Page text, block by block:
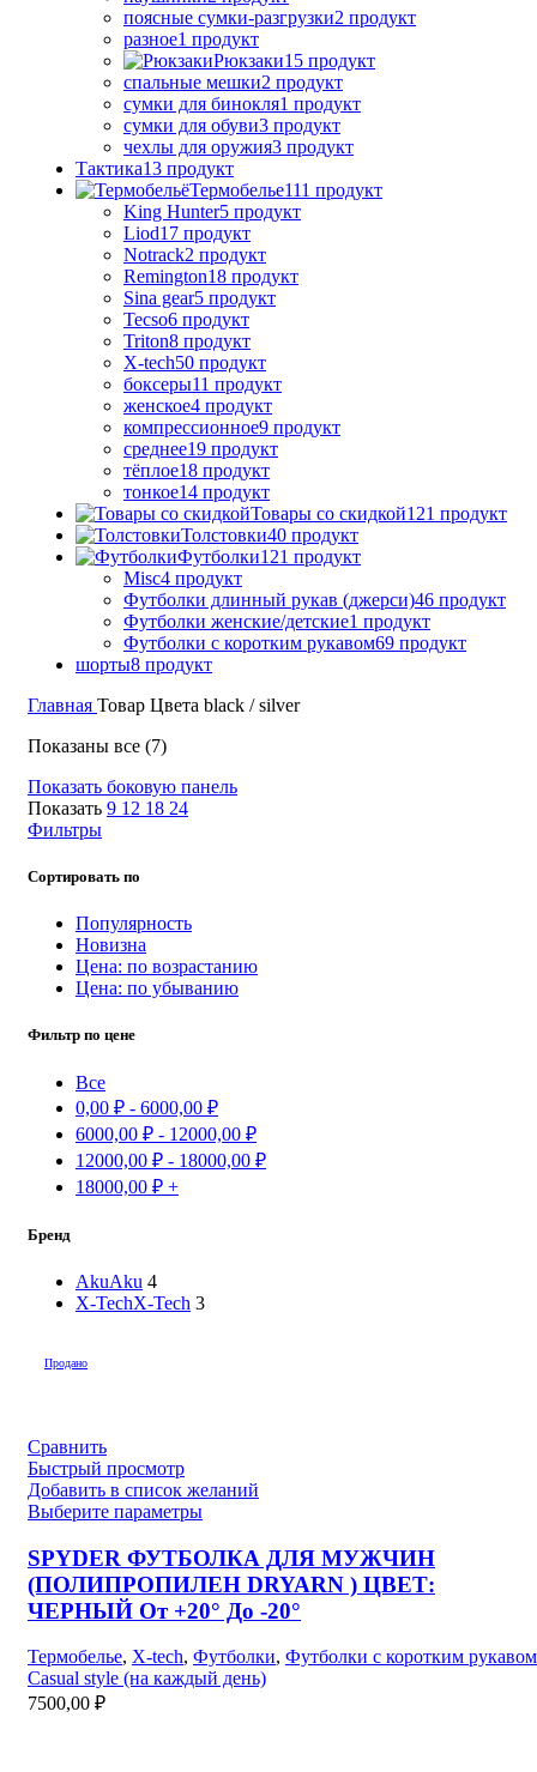
поясные сумки-разгрузки2 продукт
разное1 продукт
Рюкзаки15 продукт
спальные мешки2 продукт
сумки для бинокля1 продукт
сумки для обуви3 продукт
чехлы для оружия3 продукт
Тактика13 продукт
Термобелье111 продукт
King Hunter5 продукт
Liod17 продукт
Notrack2 продукт
Remington18 продукт
Sina gear5 продукт
Tecso6 продукт
Triton8 продукт
X-tech50 продукт
боксеры11 продукт
женское4 продукт
компрессионное9 продукт
среднее19 продукт
тёплое18 продукт
тонкое14 продукт
Товары со скидкой121 продукт
Толстовки40 продукт
Футболки121 продукт
Misc4 продукт
Футболки длинный рукав (джерси)46 продукт
Футболки женские/детские1 продукт
Футболки с коротким рукавом69 продукт
шорты8 продукт
Главная Товар Цвета black / silver
Показаны все (7)Сортировка:
недавние
Показать боковую панель
Показать 9 12 18 24
Фильтры
Сортировать по
Популярность
Новизна
Цена: по возрастанию
Цена: по убыванию
Фильтр по цене
Все
0,00 ₽ - 6000,00 ₽
6000,00 ₽ - 12000,00 ₽
12000,00 ₽ - 18000,00 ₽
18000,00 ₽ +
Бренд
AkuAku 4
X-TechX-Tech 3
Продано
Сравнить
Быстрый просмотр
Добавить в список желаний
Выберите параметры
SPYDER ФУТБОЛКА ДЛЯ МУЖЧИН
(ПОЛИПРОПИЛЕН DRYARN ) ЦВЕТ:
ЧЕРНЫЙ От +20° До -20°
Термобелье, X-tech, Футболки, Футболки с коротким рукавом
Casual style (на каждый день)
7500,00 ₽